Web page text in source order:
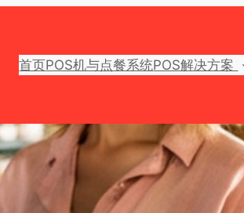
首页POS机与点餐系统POS解决方案